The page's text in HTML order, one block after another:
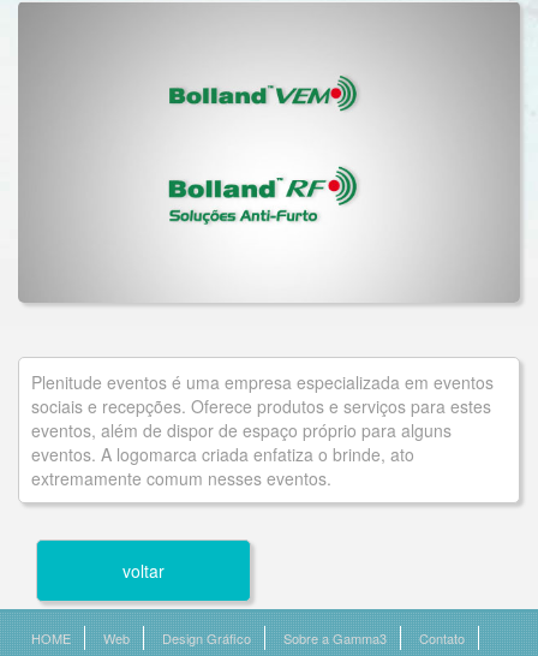
Plenitude eventos é uma empresa especializada em eventos
sociais e recepções. Oferece produtos e serviços para estes
eventos, além de dispor de espaço próprio para alguns
eventos. A logomarca criada enfatiza o brinde, ato
extremamente comum nesses eventos.
voltar
HOME Web Design Gráfico Sobre a Gamma3 Contato